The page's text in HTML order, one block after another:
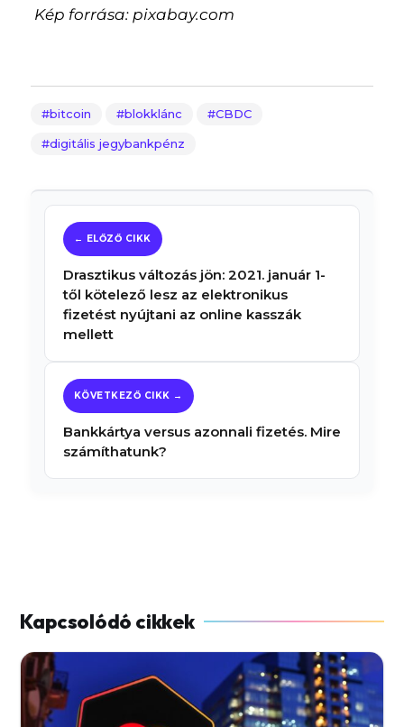
Kép forrása: pixabay.com
bitcoin blokklánc CBDC
digitális jegybankpénz
Drasztikus változás jön: 2021. január 1-
től kötelező lesz az elektronikus
fizetést nyújtani az online kasszák
mellett
Bankkártya versus azonnali fizetés. Mire
számíthatunk?